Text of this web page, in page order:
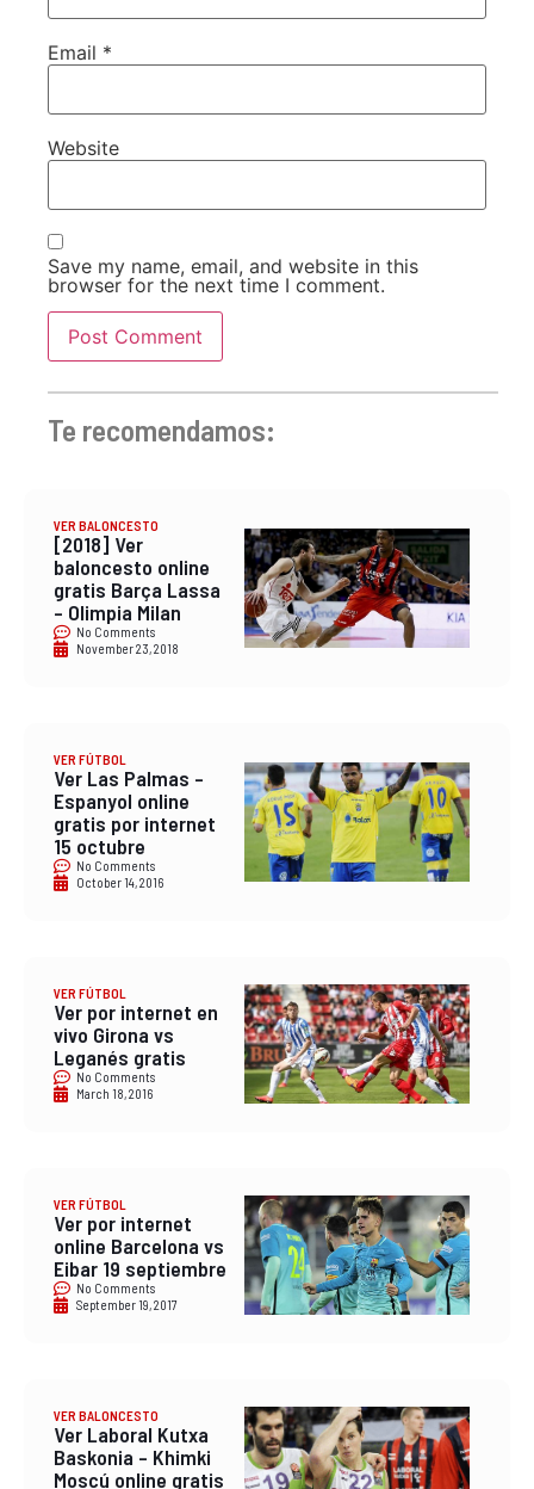
Email *
Website
Save my name, email, and website in this
browser for the next time I comment.
Te recomendamos:
VER BALONCESTO
[2018] Ver
baloncesto online
gratis Barça Lassa
– Olimpia Milan
No Comments
November 23, 2018
VER FÚTBOL
Ver Las Palmas –
Espanyol online
gratis por internet
15 octubre
No Comments
October 14, 2016
VER FÚTBOL
Ver por internet en
vivo Girona vs
Leganés gratis
No Comments
March 18, 2016
VER FÚTBOL
Ver por internet
online Barcelona vs
Eibar 19 septiembre
No Comments
September 19, 2017
VER BALONCESTO
Ver Laboral Kutxa
Baskonia – Khimki
Moscú online gratis